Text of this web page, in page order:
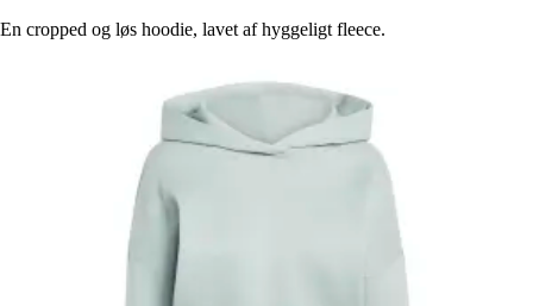
En cropped og løs hoodie, lavet af hyggeligt fleece.